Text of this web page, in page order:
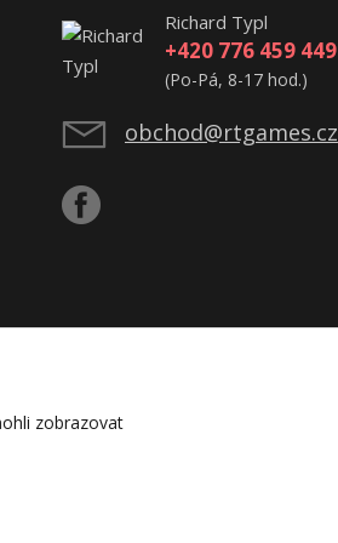
Richard Typl
+420 776 459 449
(Po-Pá, 8-17 hod.)
obchod@rtgames.cz
zobrazovat